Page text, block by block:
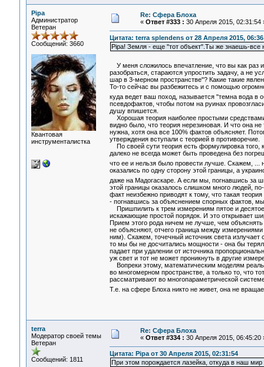
Pipa
Администратор
Ветеран
Сообщений: 3660
Квантовая
инструменталистка
Re: Сфера Блоха
« Ответ #333 : 30 Апреля 2015, 02:31:54
Цитата: terra splendens от 28 Апреля 2015,
Pipa! Земля - еще "тот объект".Ты же знаешь-все
У меня сложилось впечатление, что вы как раз
разобраться, стараются упростить задачу, а не
шар в 3-мерном пространстве"? Какие такие
То-то сейчас вы разбежитесь и с помощью
куда ведет ваш поход, называется "темна вода в
псевдофактов, чтобы потом на руинах
душу впишется.
Хорошая теория наиболее простыми
видно было, что теория нерезиновая. И что она
нужна, хотя она все 100% фактов объясняет.
утверждения вступали с теорией в противоречие.
По своей сути теория есть формулировка того,
далеко не всегда может быть проведена без
что ее и нельзя было провести лучше. Скажем, ...
оказались по одну сторону этой границы, а
даже на Мадогаскаре. А если мы, погнавшись за
этой границы оказалось слишком много людей,
факт неизбежно приводят к тому, что такая
- погнавшись за объяснением спорных фактов,
Пришпилить к трем измерениям пятое и
искажающие простой порядок. И это открывает
Прием этого рода ничем не лучше, чем
не объясняют, отчего граница между
ним). Скажем, точечный источник света
то мы бы не досчитались мощности - она бы
падает при удалении от источника
уж свет и тот не может проникнуть в другие
Вопреки этому, математическим моделям
во многомерном пространстве, а только то, что
рассматривают во многопараметрической
Т.е. на сфере Блоха никто не живет, она не
terra
Модератор своей темы
Ветеран
Сообщений: 1811
Re: Сфера Блоха
« Ответ #334 : 30 Апреля 2015, 06:45:20
Цитата: Pipa от 30 Апреля 2015, 02:31:54
При этом порождается лазейка, откуда в наш